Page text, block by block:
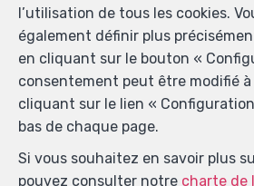
Localiser sur la
l’utilisation de tous les cookies.
également définir plus
en cliquant sur le bouton «
consentement peut être modifié
cliquant sur le lien «
bas de chaque page.
Si vous souhaitez en savoir plus
pouvez consulter notre charte de